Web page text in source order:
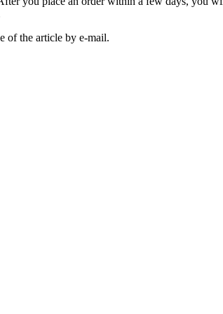
of the article by e-mail.